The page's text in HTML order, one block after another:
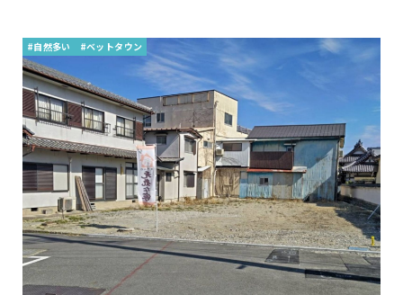
#自然多い #ベットタウン